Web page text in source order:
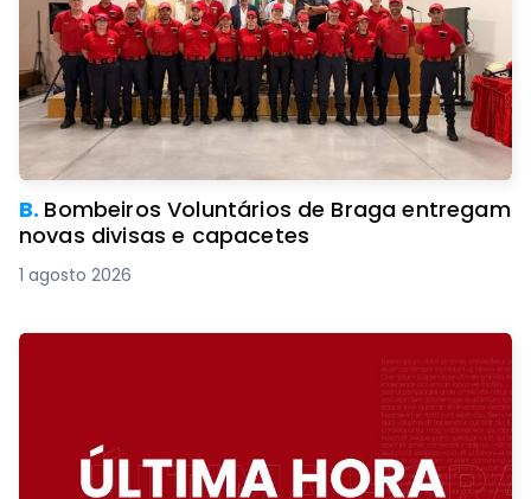
B. Bombeiros Voluntários de Braga entregam
novas divisas e capacetes
1 agosto 2026